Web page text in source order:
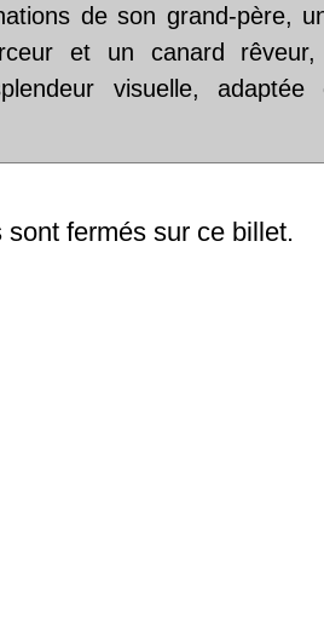
de son grand-père,
et un canard
visuelle,
fermés sur ce billet.